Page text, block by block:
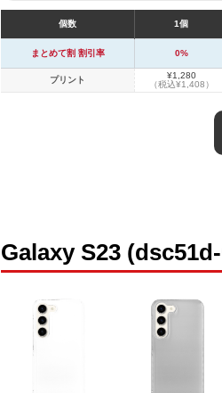
個数 1個
まとめて割 割引率 0%
プリント
¥1,280
（税込¥1,408）
Galaxy S23